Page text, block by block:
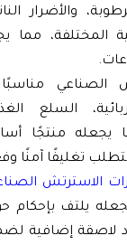
والأضرار
المختلفة، مما
الصناعي مناسبًا
السلع
يجعله منتجًا
تغليفًا آمنًا
الاسترتش
يلتف بإحكام
لاصقة إضافية